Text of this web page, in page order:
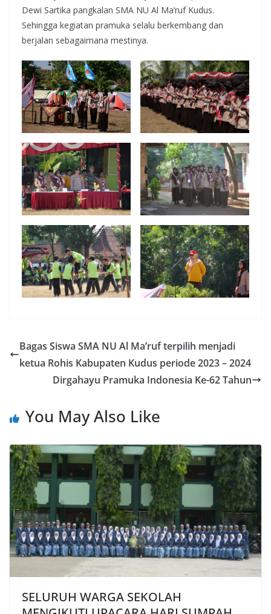
Dewi Sartika pangkalan SMA NU Al Ma’ruf Kudus.
Sehingga kegiatan pramuka selalu berkembang dan
berjalan sebagaimana mestinya.
Bagas Siswa SMA NU Al Ma’ruf terpilih menjadi
ketua Rohis Kabupaten Kudus periode 2023 – 2024
Dirgahayu Pramuka Indonesia Ke-62 Tahun
You May Also Like
SELURUH WARGA SEKOLAH